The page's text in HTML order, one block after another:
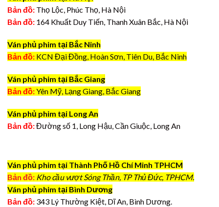
Bản đồ: Thọ Lộc, Phúc Thọ, Hà Nội
Bản đồ: 164 Khuất Duy Tiến, Thanh Xuân Bắc, Hà Nội
Ván phủ phim tại Bắc Ninh
Bản đồ: KCN Đại Đồng, Hoàn Sơn, Tiên Du, Bắc Ninh
Ván phủ phim tại Bắc Giang
Bản đồ:Yên Mỹ, Lạng Giang, Bắc Giang
Ván phủ phim tại Long An
Bản đồ:Đường số 1, Long Hậu, Cần Giuộc, Long An
Ván phủ phim tại Thành Phố Hồ Chí Minh TPHCM
Bản đồ: Kho cầu vượt Sóng Thần, TP Thủ Đức, TPHCM.
Ván phủ phim tại Bình Dương
Bản đồ: 343 Lý Thường Kiệt, Dĩ An, Bình Dương.